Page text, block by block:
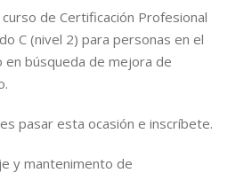
de Certificación Profesional
C (nivel 2) para personas en el
en búsqueda de mejora de
pasar esta ocasión e inscríbete.
y mantenimento de